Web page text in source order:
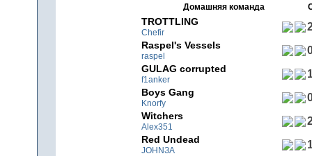
Домашняя команда
TROTTLING
Chefir
Raspel's Vessels
raspel
GULAG corrupted
f1anker
Boys Gang
Knorfy
Witchers
Alex351
Red Undead
JOHNЗA